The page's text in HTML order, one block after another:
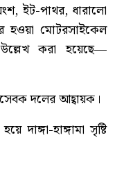
ইট-পাথর, ধারালো
হওয়া মোটরসাইকেল
করা হয়েছে—
দলের আহ্বায়ক।
হাঙ্গামা সৃষ্টি